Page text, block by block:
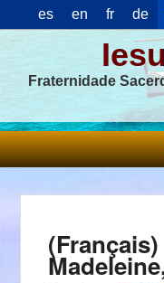
es en fr de
Fraternidade